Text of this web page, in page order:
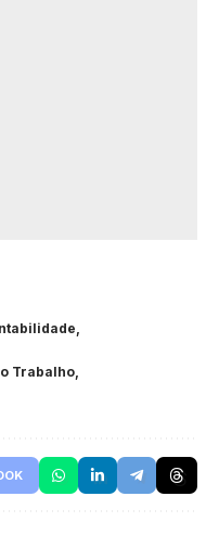
Trabalho